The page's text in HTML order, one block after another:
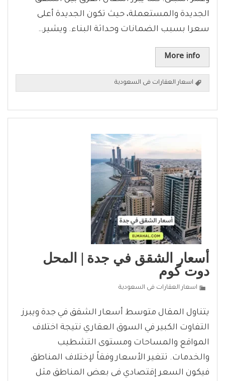
الجديدة والمستعملة، حيث تكون الجديدة أعلى
سعرا بسبب الضمانات وحداثة البناء. ويشير…
More info
اسعار العقارات فى السعودية
أسعار الشقق في جدة | المحل
دوت كوم
اسعار العقارات فى السعودية
يتناول المقال متوسط أسعار الشقق في جدة ويبرز
التفاوت الكبير في السوق العقاري نتيجة اختلاف
المواقع والمساحات ومستوى التشطيب
والخدمات. تتغير الأسعار وفقاً لإختلاف المناطق
فيكون السعر إقتصادي فى بعض المناطق مثل